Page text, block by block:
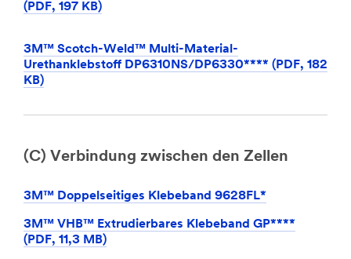
(PDF, 197 KB)
3M™ Scotch-Weld™ Multi-Material-
Urethanklebstoff DP6310NS/DP6330**** (PDF, 182
KB)
(C) Verbindung zwischen den Zellen
3M™ Doppelseitiges Klebeband 9628FL*
3M™ VHB™ Extrudierbares Klebeband GP****
(PDF, 11,3 MB)